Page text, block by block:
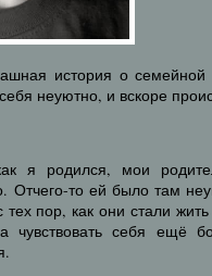
история о семейной
неуютно, и вскоре
я родился, мои
Отчего-то ей было там
тех пор, как они стали
чувствовать себя ещё